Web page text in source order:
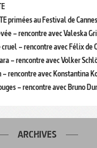
primées au Festival de Cannes
– rencontre avec Valeska
– rencontre avec Félix de
– rencontre avec Volker
– rencontre avec Konstantina
– rencontre avec Bruno
ARCHIVES